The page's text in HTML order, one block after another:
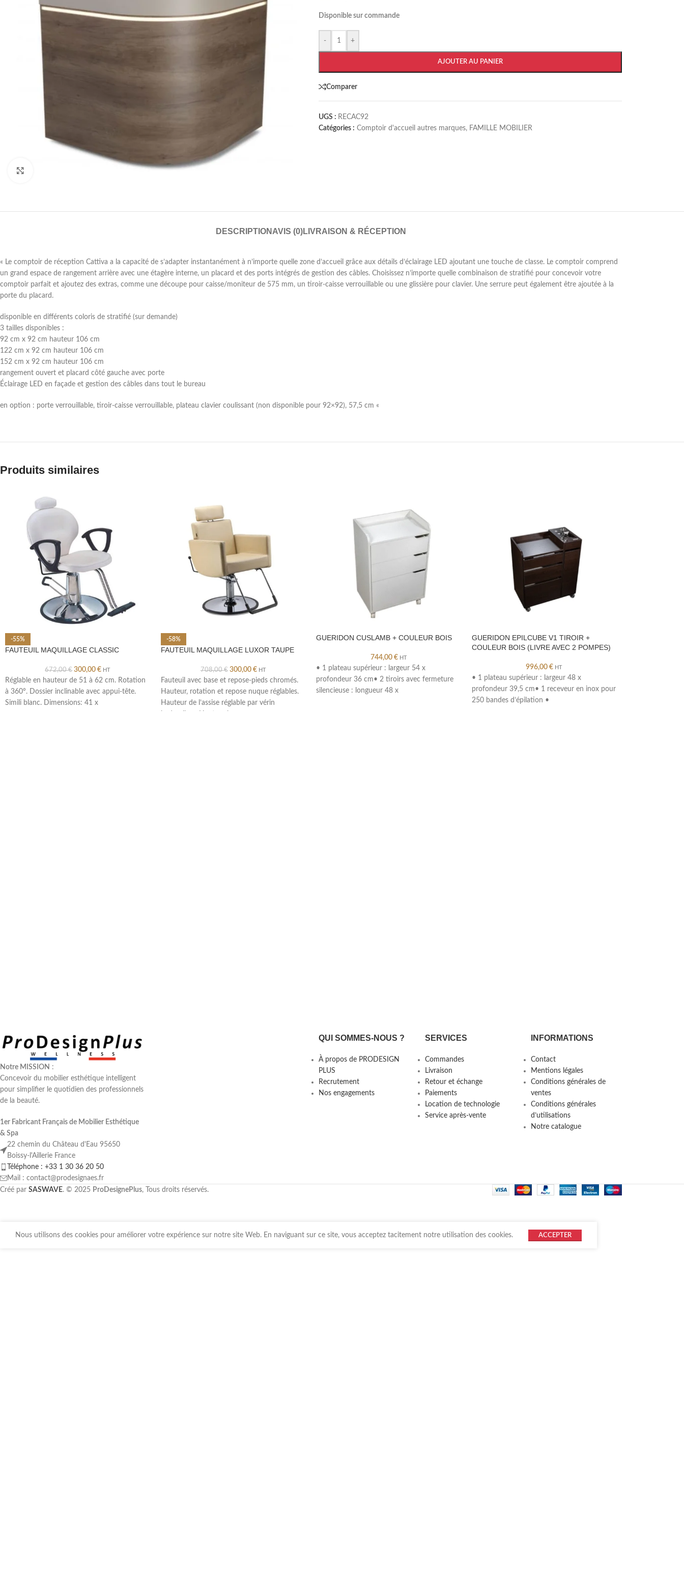
Disponible sur commande
- +
AJOUTER AU PANIER
Comparer
UGS : RECAC92
Catégories : Comptoir d'accueil autres marques, FAMILLE MOBILIER
DESCRIPTION AVIS (0)LIVRAISON & RÉCEPTION
« Le comptoir de réception Cattiva a la capacité de s’adapter instantanément à n’importe quelle zone d’accueil grâce aux détails d’éclairage LED ajoutant une touche de classe. Le comptoir comprend
un grand espace de rangement arrière avec une étagère interne, un placard et des ports intégrés de gestion des câbles. Choisissez n’importe quelle combinaison de stratifié pour concevoir votre
comptoir parfait et ajoutez des extras, comme une découpe pour caisse/moniteur de 575 mm, un tiroir-caisse verrouillable ou une glissière pour clavier. Une serrure peut également être ajoutée à la
porte du placard.
disponible en différents coloris de stratifié (sur demande)
3 tailles disponibles :
92 cm x 92 cm hauteur 106 cm
122 cm x 92 cm hauteur 106 cm
152 cm x 92 cm hauteur 106 cm
rangement ouvert et placard côté gauche avec porte
Éclairage LED en façade et gestion des câbles dans tout le bureau
en option : porte verrouillable, tiroir-caisse verrouillable, plateau clavier coulissant (non disponible pour 92×92), 57,5 cm «
Produits similaires
-55%
FAUTEUIL MAQUILLAGE CLASSIC
672,00€ 300,00€ HT
Réglable en hauteur de 51 à 62 cm. Rotation
à 360°. Dossier inclinable avec appui-tête.
Simili blanc. Dimensions: 41 x
-58%
FAUTEUIL MAQUILLAGE LUXOR TAUPE
708,00€ 300,00 € HT
Fauteuil avec base et repose-pieds chromés.
Hauteur, rotation et repose nuque réglables.
Hauteur de l’assise réglable par vérin
GUERIDON CUSLAMB + COULEUR BOIS
744,00 € HT
• 1 plateau supérieur : largeur 54 x
profondeur 36 cm• 2 tiroirs avec fermeture
silencieuse : longueur 48 x
GUERIDON EPILCUBE V1 TIROIR +
COULEUR BOIS (LIVRE AVEC 2 POMPES)
996,00€ HT
• 1 plateau supérieur : largeur 48 x
profondeur 39,5 cm• 1 receveur en inox pour
250 bandes d’épilation •
Notre MISSION :
Concevoir du mobilier esthétique intelligent
pour simplifier le quotidien des professionnels
de la beauté.
1er Fabricant Français de Mobilier Esthétique
& Spa
22 chemin du Château d'Eau 95650
Boissy-l'Aillerie France
Téléphone : +33 1 30 36 20 50
Mail : contact@prodesignaes.fr
QUI SOMMES-NOUS ?
À propos de PRODESIGN
PLUS
Recrutement
Nos engagements
SERVICES
Commandes
Livraison
Retour et échange
Paiements
Location de technologie
Service après-vente
INFORMATIONS
Contact
Mentions légales
Conditions générales de
ventes
Conditions générales
d’utilisations
Notre catalogue
Créé par SASWAVE. © 2025 ProDesignePlus, Tous droits réservés.
Nous utilisons des cookies pour améliorer votre expérience sur notre site Web. En naviguant sur ce site, vous acceptez tacitement notre utilisation des cookies. ACCEPTER